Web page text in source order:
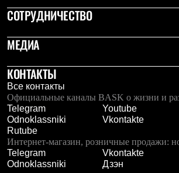
Чуни
Уход за обувью
Головные уборы
Балаклавы и маски
Кепки и бейсболки
Повязки
Шарфы
Панамы
Перчатки и рукавицы
Перчатки
Рукавицы
Носки
Полезные аксессуары
СОТРУДНИЧЕСТВО
МЕДИА
КОНТАКТЫ
Все контакты
Официальные каналы BASK о жизни и
Telegram
Youtube
Odnoklassniki
Vkontakte
Rutube
Интернет-магазин, розничные продажи:
Telegram
Vkontakte
Odnoklassniki
Дзэн